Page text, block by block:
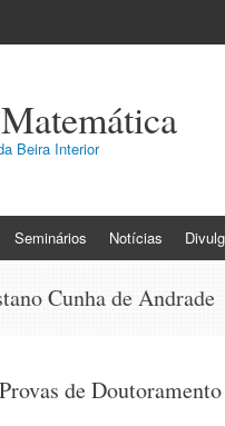
Beira Interior
Seminários Notícias
Cunha de Andrade
Provas de